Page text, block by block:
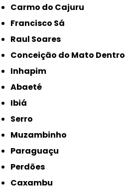
Carmo do Cajuru
Francisco Sá
Raul Soares
Conceição do Mato Dentro
Inhapim
Abaeté
Ibiá
Serro
Muzambinho
Paraguaçu
Perdões
Caxambu